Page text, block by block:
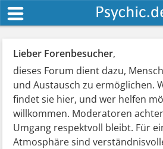
Lieber Forenbesucher,
dieses Forum dient dazu,
und Austausch zu ermöglichen.
findet sie hier, und wer helfen
willkommen. Moderatoren
Umgang respektvoll bleibt. Für
Atmosphäre sind